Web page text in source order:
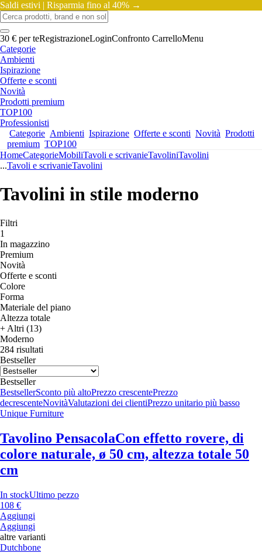
Saldi estivi | Risparmia fino al 40% →
30 € per teRegistrazioneLoginConfronto CarrelloMenu
Categorie
Ambienti
Ispirazione
Offerte e sconti
Novità
Prodotti premium
TOP100
Professionisti
Categorie Ambienti Ispirazione Offerte e sconti Novità Prodotti
premium TOP100
HomeCategorieMobiliTavoli e scrivanieTavoliniTavolini
...Tavoli e scrivanieTavolini
Tavolini in stile moderno
Filtri
1
In magazzino
Premium
Novità
Offerte e sconti
Colore
Forma
Materiale del piano
Altezza totale
+ Altri (13)
Moderno
284 risultati
Bestseller
Bestseller
BestsellerSconto più altoPrezzo crescentePrezzo
decrescenteNovitàValutazioni dei clientiPrezzo unitario più basso
Unique Furniture
Tavolino PensacolaCon effetto rovere, di
colore naturale, ø 50 cm, altezza totale 50
cm
In stockUltimo pezzo
108 €
Aggiungi
Aggiungi
altre varianti
Dutchbone